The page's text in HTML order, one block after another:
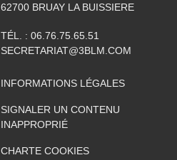
62700 BRUAY LA BUISSIERE
TÉL. : 06.76.75.65.51
SECRETARIAT@3BLM.COM
INFORMATIONS LÉGALES
SIGNALER UN CONTENU
INAPPROPRIÉ
CHARTE COOKIES